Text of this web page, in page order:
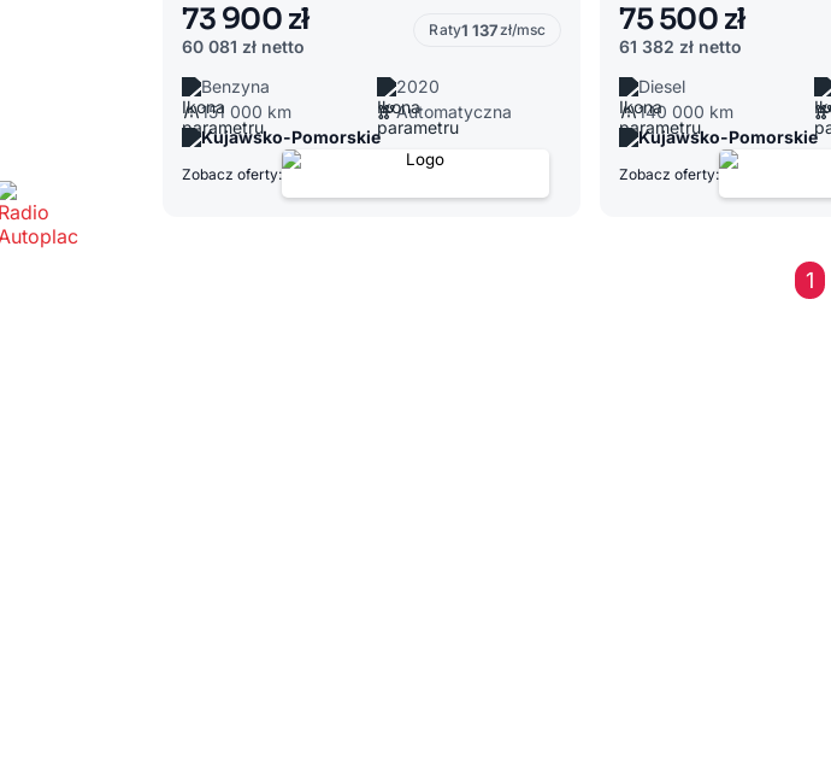
73 900 zł
60 081 zł netto
Raty1 137zł/msc
Benzyna
2020
151 000 km
Automatyczna
Kujawsko-Pomorskie
Zobacz oferty:
75 500 zł
61 382 zł netto
Diesel
140 000 km
Kujawsko-Pomorskie
Zobacz oferty:
1